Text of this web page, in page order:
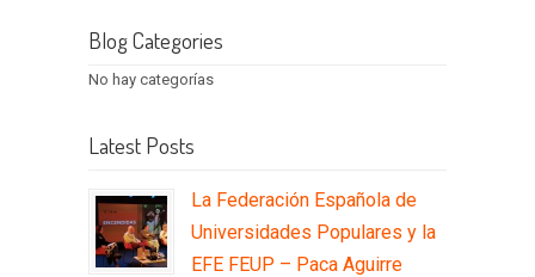
Blog Categories
No hay categorías
Latest Posts
La Federación Española de
Universidades Populares y la
EFE FEUP – Paca Aguirre